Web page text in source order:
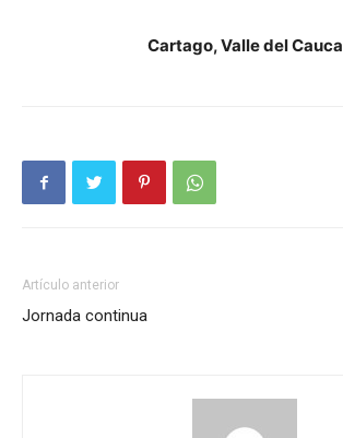
Cartago, Valle del Cauca
Artículo anterior
Jornada continua